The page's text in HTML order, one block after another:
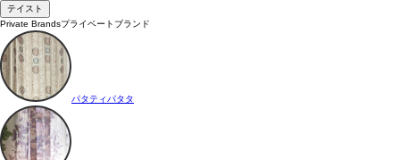
テイスト
Private Brandsプライベートブランド
パタティパタタ